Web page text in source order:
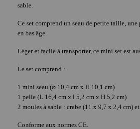
sable.
Ce set comprend un seau de petite taille,
en bas âge.
Léger et facile à transporter, ce mini set est
Le set comprend :
1 mini seau (⌀ 10,4 cm x H 10,1 cm)
1 pelle (L 16,4 cm x l 5,2 cm x H 5,2 cm)
2 moules à sable : crabe (11 x 9,7 x 2,4 cm)
Conforme aux normes CE.